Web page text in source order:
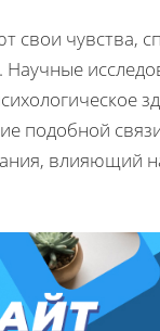
свои чувства,
подобной
влияющий